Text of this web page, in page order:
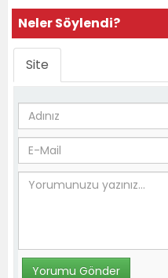
Neler Söylendi?
Site